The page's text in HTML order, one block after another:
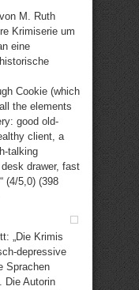
M. Ruth
Krimiserie um
eine
Cookie (which
the elements
good old-
client, a
talking
drawer, fast
(4/5,0) (398
„Die Krimis
depressive
Sprachen
Die Autorin